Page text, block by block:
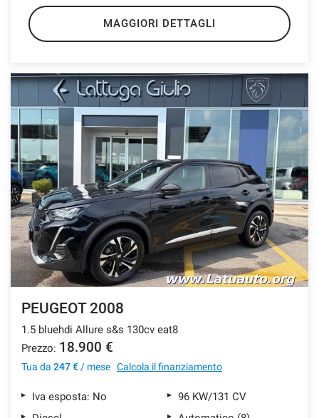
MAGGIORI DETTAGLI
PEUGEOT 2008
1.5 bluehdi Allure s&s 130cv eat8
Prezzo: 18.900 €
Tua da 247 € / mese Calcola il finanziamento
Iva esposta: No
96 KW/131 CV